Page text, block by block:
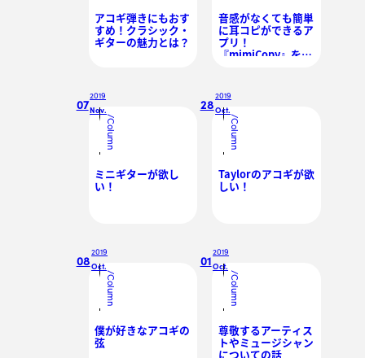
アコギ弾きにもおす
すめ！クラシック・
ギターの魅力とは？
音感がなくても簡単
に耳コピができるア
プリ！
『mimiCopy』を紹
07
2019
Nov./
Column
ミニギターが欲し
い！
28
2019
Oct./
Column
Taylorのアコギが欲
しい！
08
2019
Oct./
Column
僕が好きなアコギの
弦
01
2019
Oct. /
Column
尊敬するアーティス
トやミュージシャン
についての話